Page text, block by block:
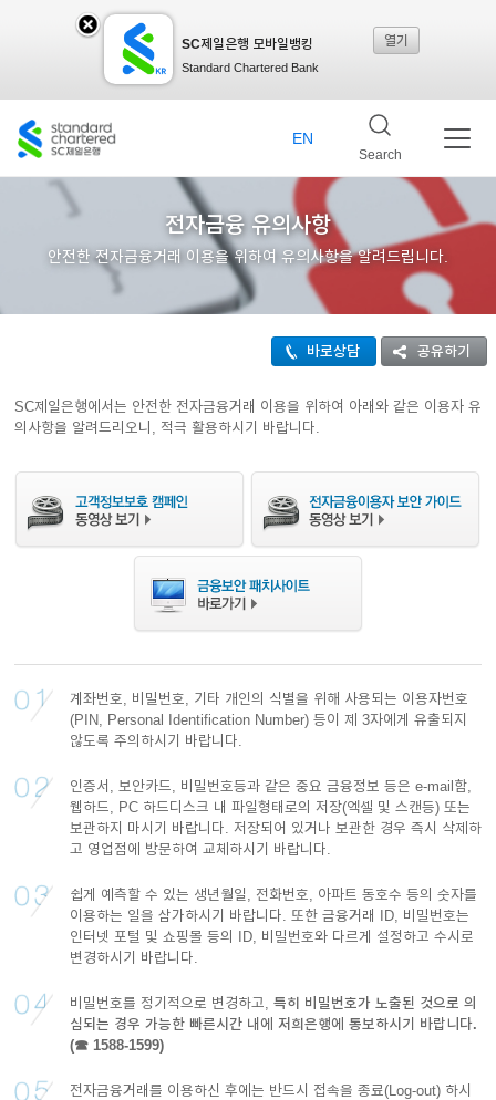
SC제일은행 모바일뱅킹
Standard Chartered Bank
열기
제일
이어
기
Search
EN
전자금융 유의사항
안전한 전자금융거래 이용을 위하여 유의사항을 알려드립니다.
바로상담 공유하기
SC제일은행에서는 안전한 전자금융거래 이용을 위하여 아래와 같은 이용자 유
의사항을 알려드리오니, 적극 활용하시기 바랍니다.
계좌번호, 비밀번호, 기타 개인의 식별을 위해 사용되는 이용자번호
(PIN, Personal Identification Number) 등이 제 3자에게 유출되지
않도록 주의하시기 바랍니다.
인증서, 보안카드, 비밀번호등과 같은 중요 금융정보 등은 e-mail함,
웹하드, PC 하드디스크 내 파일형태로의 저장(엑셀 및 스캔등) 또는
보관하지 마시기 바랍니다. 저장되어 있거나 보관한 경우 즉시 삭제하
고 영업점에 방문하여 교체하시기 바랍니다.
쉽게 예측할 수 있는 생년월일, 전화번호, 아파트 동호수 등의 숫자를
이용하는 일을 삼가하시기 바랍니다. 또한 금융거래 ID, 비밀번호는
인터넷 포털 및 쇼핑몰 등의 ID, 비밀번호와 다르게 설정하고 수시로
변경하시기 바랍니다.
비밀번호를 정기적으로 변경하고, 특히 비밀번호가 노출된 것으로 의
심되는 경우 가능한 빠른시간 내에 저희은행에 통보하시기 바랍니다.
(☎ 1588-1599)
전자금융거래를 이용하신 후에는 반드시 접속을 종료(Log-out) 하시